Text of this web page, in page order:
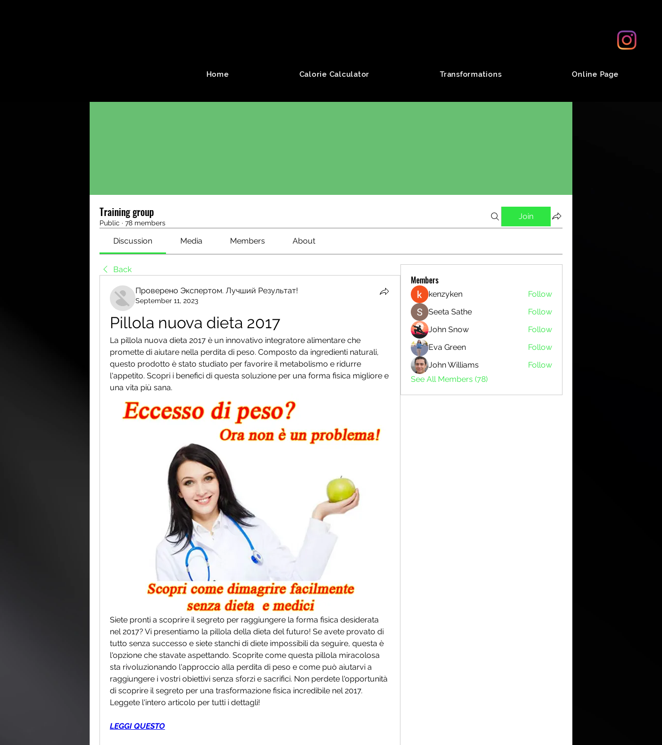
Home Calorie Calculator Transformations Online Page
Training group
Public · 78 members
Join
Discussion Media Members About
Back
Проверено Экспертом. Лучший Результат!
September 11, 2023
Pillola nuova dieta 2017
La pillola nuova dieta 2017 è un innovativo integratore alimentare che
promette di aiutare nella perdita di peso. Composto da ingredienti naturali,
questo prodotto è stato studiato per favorire il metabolismo e ridurre
l'appetito. Scopri i benefici di questa soluzione per una forma fisica migliore e
una vita più sana.
Siete pronti a scoprire il segreto per raggiungere la forma fisica desiderata
nel 2017? Vi presentiamo la pillola della dieta del futuro! Se avete provato di
tutto senza successo e siete stanchi di diete impossibili da seguire, questa è
l'opzione che stavate aspettando. Scoprite come questa pillola miracolosa
sta rivoluzionando l'approccio alla perdita di peso e come può aiutarvi a
raggiungere i vostri obiettivi senza sforzi e sacrifici. Non perdete l'opportunità
di scoprire il segreto per una trasformazione fisica incredibile nel 2017.
Leggete l'intero articolo per tutti i dettagli!
LEGGI QUESTO
Members
kenzyken
Follow
Seeta Sathe
Follow
John Snow
Follow
Eva Green
Follow
John Williams
Follow
See All Members (78)